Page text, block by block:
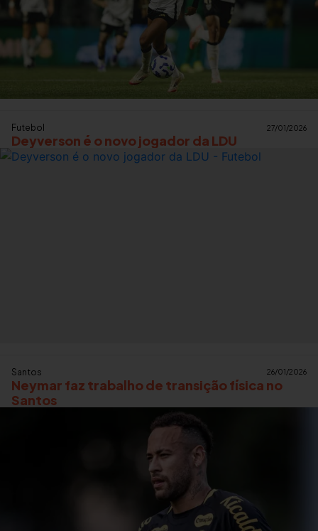
Futebol 27/01/2026
Deyverson é o novo jogador da LDU
Santos 26/01/2026
Neymar faz trabalho de transição física no
Santos